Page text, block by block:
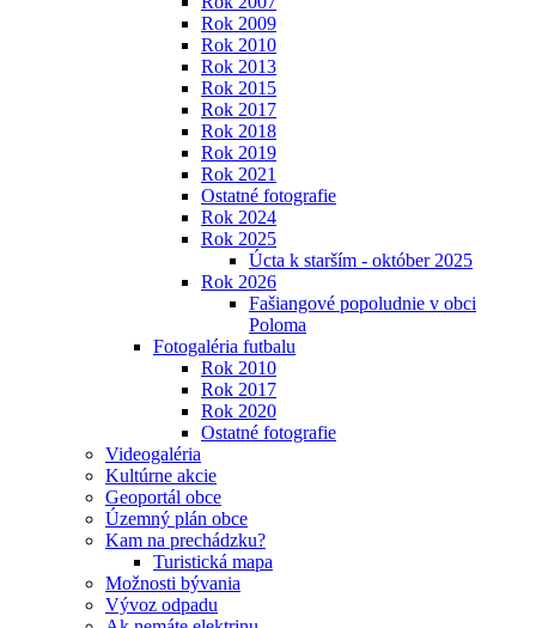
Rok 2009
Rok 2010
Rok 2013
Rok 2015
Rok 2017
Rok 2018
Rok 2019
Rok 2021
Ostatné fotografie
Rok 2024
Rok 2025
Úcta k starším - október 2025
Rok 2026
Fašiangové popoludnie v obci
Poloma
Fotogaléria futbalu
Rok 2010
Rok 2017
Rok 2020
Ostatné fotografie
Videogaléria
Kultúrne akcie
Geoportál obce
Územný plán obce
Kam na prechádzku?
Turistická mapa
Možnosti bývania
Vývoz odpadu